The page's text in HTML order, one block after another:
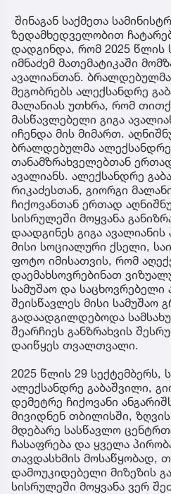
შინაგან საქმეთა
ზედამხედველობით
დადგინდა, რომ 2025 წლის
იმნაძემ მათემატიკაში
ავალიანთან. ბრალდებულმა
მეგობრებს ალექსანდრე
მალანიას უთხრა, რომ
მასწავლებელი გიგა
იჩენდა მის მიმართ.
ბრალდებულმა ალექსანდრე
თანამზრახველებთან
ავალიანს. ალექსანდრე
რიკაძესთან, გიორგი
ჩიქოვანთან ერთად
სისრულეში მოყვანა
დაადგინეს გიგა ავალიანის
მისი სოციალური ქსელი,
ფოტო იმისათვის, რომ
დაემახსოვრებინათ
სამუშაო და საცხოვრებელი
შეისწავლეს მისი სამუშაო
გადაადგილდებოდა
შეარჩიეს განზრახვის
დაიწყეს თვალთვალი.
2025 წლის 29 სექტემბერს,
ალექსანდრე გაბაშვილი,
დემეტრე ჩიქოვანი
მივიდნენ თბილისში,
მდებარე სასწავლო
ჩასაფრება და ყველა
თავდასხმის მოსაწყობად,
დამოუკიდებელი მიზეზის
სისრულეში მოყვანა ვერ